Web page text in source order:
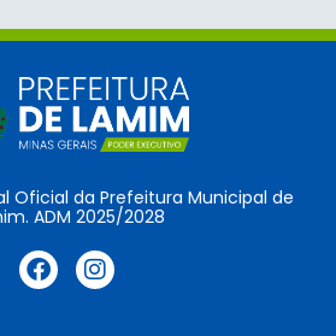
Oficial da Prefeitura Municipal de
ADM 2025/2028